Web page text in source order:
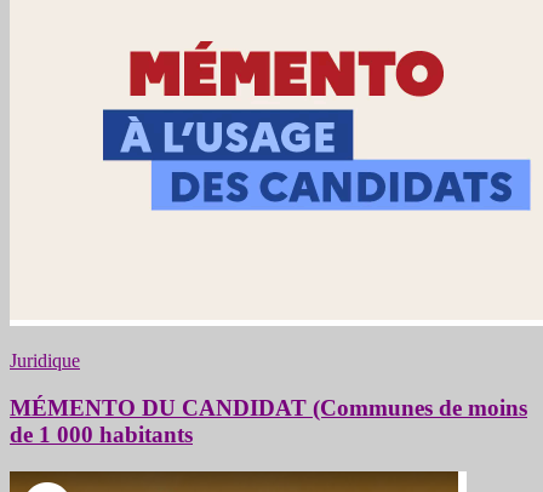
Juridique
MÉMENTO DU CANDIDAT (Communes de moins
de 1 000 habitants